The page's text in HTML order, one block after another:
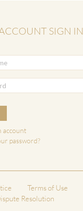
SIGN IN
account
password?
Terms of Use
Resolution